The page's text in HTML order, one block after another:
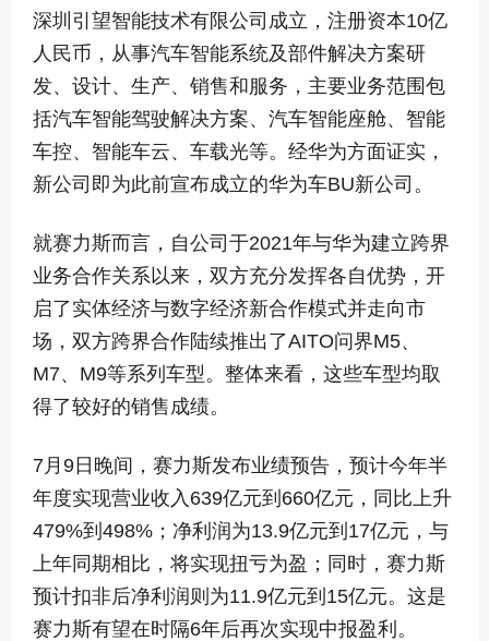
深圳引望智能技术有限公司成立，注册资本10亿
人民币，从事汽车智能系统及部件解决方案研
发、设计、生产、销售和服务，主要业务范围包
括汽车智能驾驶解决方案、汽车智能座舱、智能
车控、智能车云、车载光等。经华为方面证实，
新公司即为此前宣布成立的华为车BU新公司。
就赛力斯而言，自公司于2021年与华为建立跨界
业务合作关系以来，双方充分发挥各自优势，开
启了实体经济与数字经济新合作模式并走向市
场，双方跨界合作陆续推出了AITO问界M5、
M7、M9等系列车型。整体来看，这些车型均取
得了较好的销售成绩。
7月9日晚间，赛力斯发布业绩预告，预计今年半
年度实现营业收入639亿元到660亿元，同比上升
479%到498%；净利润为13.9亿元到17亿元，与
上年同期相比，将实现扭亏为盈；同时，赛力斯
预计扣非后净利润则为11.9亿元到15亿元。这是
赛力斯有望在时隔6年后再次实现中报盈利。